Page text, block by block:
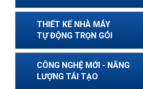
THIẾT KẾ NHÀ MÁY
TỰ ĐỘNG TRỌN GÓI
CÔNG NGHỆ MỚI - NĂNG
LƯỢNG TÁI TẠO